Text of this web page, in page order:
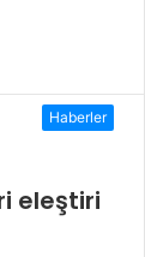
Haberler
eleştiri